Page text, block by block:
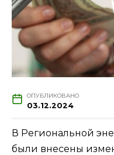
ОПУБЛИКОВАНО
03.12.2024
В Региональной
были внесены